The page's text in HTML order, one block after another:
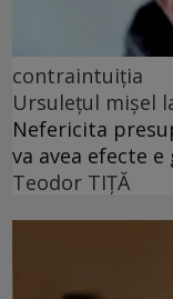
contraintuiția
Ursulețul mișel
Nefericita
va avea efecte e
Teodor TIŢĂ